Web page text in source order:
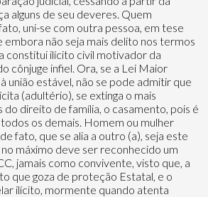
alguns de seu deveres. Quem
uni-se com outra pessoa, em tese
não seja mais delito nos termos
constitui ilícito civil motivador da
cônjuge infiel. Ora, se a Lei Maior
união estável, não se pode admitir que
(adultério), se extinga o mais
direito de família, o casamento, pois é
os demais. Homem ou mulher
fato, que se alia a outro (a), seja este
máximo deve ser reconhecido um
jamais como convivente, visto que, a
que goza de proteção Estatal, e o
ilícito, mormente quando atenta